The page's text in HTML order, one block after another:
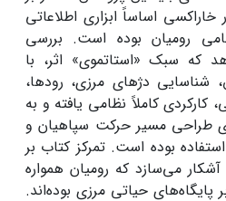
اساساً ابزاری اطلاعاتی
رومیان بوده است. بررسی
که سبک «استاتموی» اثر، با
شناسایی دژهای مرزی، رودها،
کارکردی کاملاً نظامی یافته و به
طراحی مسیر حرکت سپاهیان و
بوده است. تمرکز کتاب بر
می‌سازد که رومیان همواره
حیاتی مرزی بوده‌اند.